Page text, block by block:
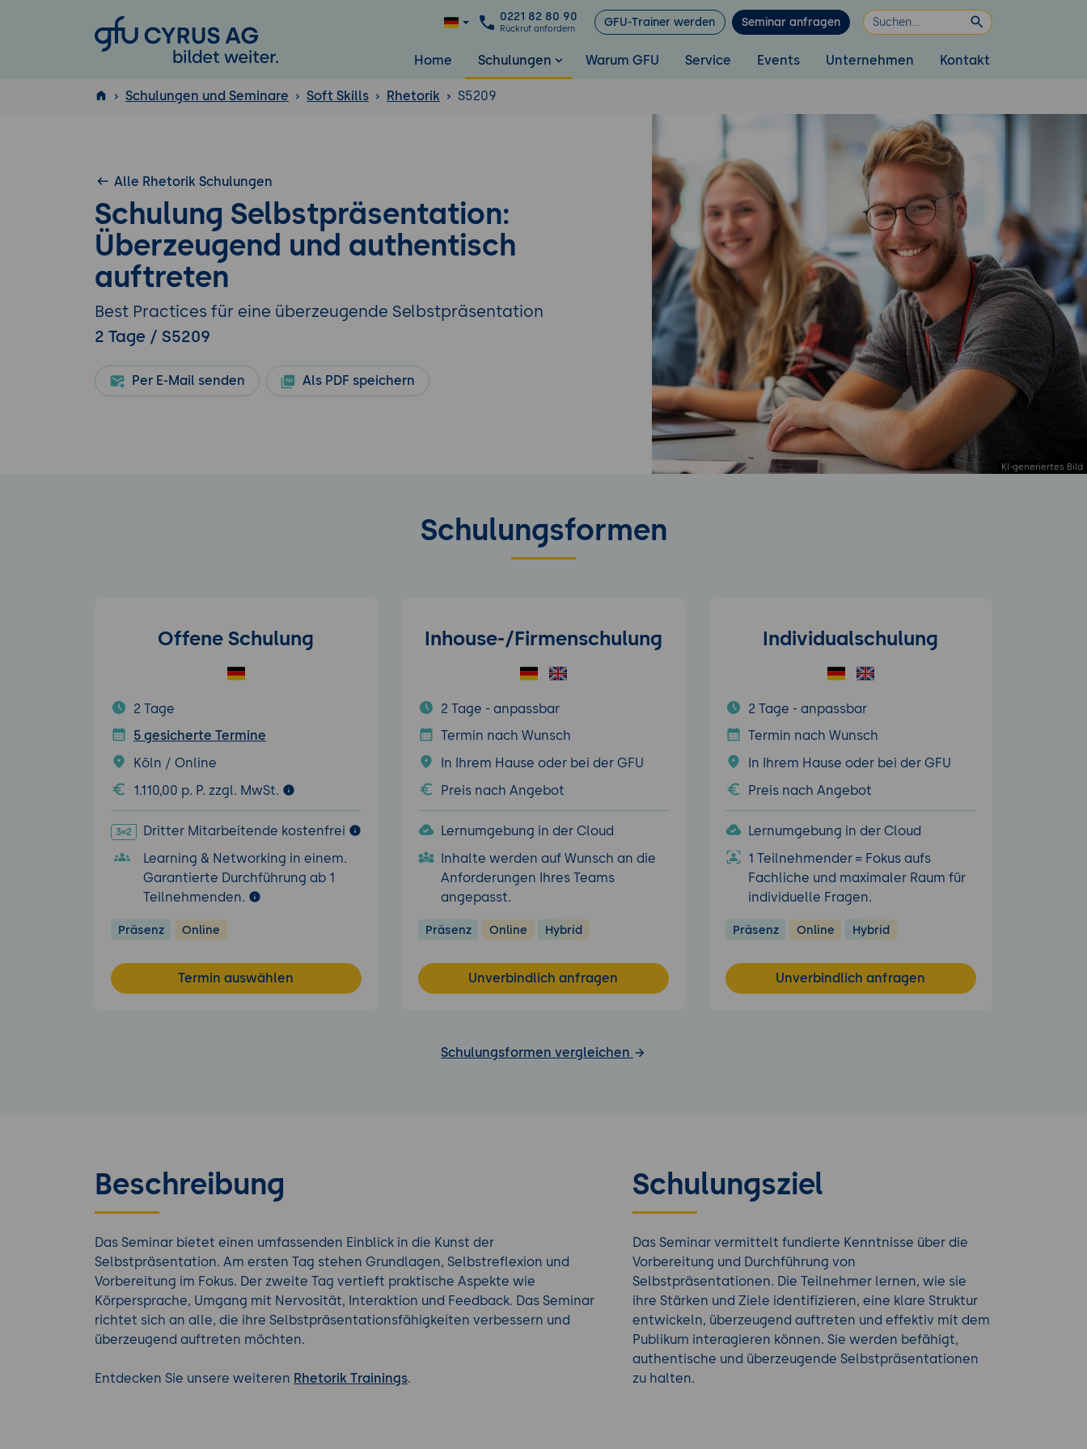
GFU Cyrus AG
0221 82 80 90
Rückruf anfordern GFU-Trainer werden Seminar anfragen
Home Schulungen Warum GFU Service Events Unternehmen Kontakt
ISTQB
Schulungen und Seminare Soft Skills Rhetorik S5209
Alle Rhetorik Schulungen
Schulung Selbstpräsentation:
Überzeugend und authentisch
auftreten
Best Practices für eine überzeugende Selbstpräsentation
2 Tage / S5209
Per E-Mail senden Als PDF speichern
Schulungsformen
Offene Schulung
2 Tage
5 gesicherte Termine
Köln / Online
1.110,00 p. P. zzgl. MwSt.
Dritter Mitarbeitende kostenfrei
Learning & Networking in einem.
Garantierte Durchführung ab 1
Teilnehmenden.
Präsenz Online
Termin auswählen
Inhouse-/Firmenschulung
2 Tage - anpassbar
Termin nach Wunsch
In Ihrem Hause oder bei der GFU
Preis nach Angebot
Lernumgebung in der Cloud
Inhalte werden auf Wunsch an die
Anforderungen Ihres Teams
angepasst.
Präsenz Online Hybrid
Unverbindlich anfragen
Individualschulung
2 Tage - anpassbar
Termin nach Wunsch
In Ihrem Hause oder bei der GFU
Preis nach Angebot
Lernumgebung in der Cloud
1 Teilnehmender = Fokus aufs
Fachliche und maximaler Raum für
individuelle Fragen.
Präsenz Online Hybrid
Unverbindlich anfragen
Schulungsformen vergleichen
Beschreibung
Das Seminar bietet einen umfassenden Einblick in die Kunst der
Selbstpräsentation. Am ersten Tag stehen Grundlagen, Selbstreflexion und
Vorbereitung im Fokus. Der zweite Tag vertieft praktische Aspekte wie
Körpersprache, Umgang mit Nervosität, Interaktion und Feedback. Das Seminar
richtet sich an alle, die ihre Selbstpräsentationsfähigkeiten verbessern und
überzeugend auftreten möchten.
Entdecken Sie unsere weiteren Rhetorik Trainings.
Schulungsziel
Das Seminar vermittelt fundierte Kenntnisse über die
Vorbereitung und Durchführung von
Selbstpräsentationen. Die Teilnehmer lernen, wie sie
ihre Stärken und Ziele identifizieren, eine klare Struktur
entwickeln, überzeugend auftreten und effektiv mit dem
Publikum interagieren können. Sie werden befähigt,
authentische und überzeugende Selbstpräsentationen
zu halten.